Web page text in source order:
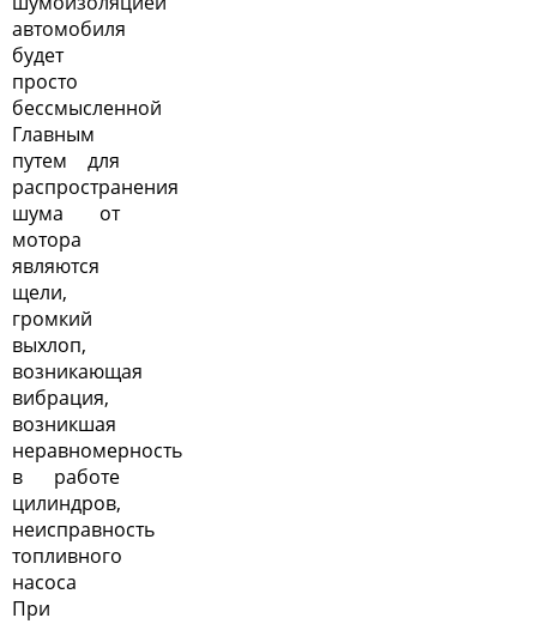
автомобиля
будет
просто
бессмысленной
Главным
путем для
распространения
шума от
мотора
являются
щели,
громкий
выхлоп,
возникающая
вибрация,
возникшая
неравномерность
в работе
цилиндров,
неисправность
топливного
насоса
При